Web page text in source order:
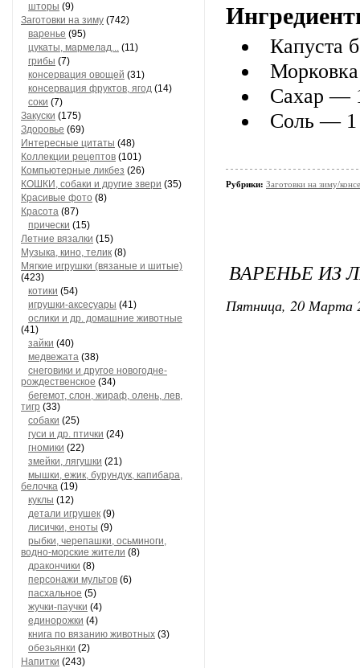
шторы (9)
Заготовки на зиму (742)
варенье (95)
цукаты, мармелад... (11)
грибы (7)
консервация овощей (31)
консервация фруктов, ягод (14)
соки (7)
Закуски (175)
Здоровье (69)
Интересные цитаты (48)
Коллекции рецептов (101)
Компьютерные ликбез (26)
КОШКИ, собаки и другие звери (35)
Красивые фото (8)
Красота (87)
прически (15)
Летние вязалки (15)
Музыка, кино, телик (8)
Мягкие игрушки (вязаные и шитые)
(423)
котики (54)
игрушки-аксесуары (41)
ослики и др. домашние животные
(41)
зайки (40)
медвежата (38)
снеговики и другое новогодне-
рождественское (34)
бегемот, слон, жираф, олень, лев,
тигр (33)
собаки (25)
гуси и др. птички (24)
гномики (22)
змейки, лягушки (21)
мышки, ежик, бурундук, капибара,
белочка (19)
куклы (12)
детали игрушек (9)
лисички, еноты (9)
рыбки, черепашки, осьминоги,
водно-морские жители (8)
дракончики (8)
персонажи мультов (6)
пасхальное (5)
жучки-паучки (4)
единорожки (4)
книга по вязанию животных (3)
обезьянки (2)
Напитки (243)
Капуста
Сахар —
Соль — 1
Рубрики: Заготовки на зиму/
​ВАРЕНЬЕ ИЗ
Пятница, 20 Марта